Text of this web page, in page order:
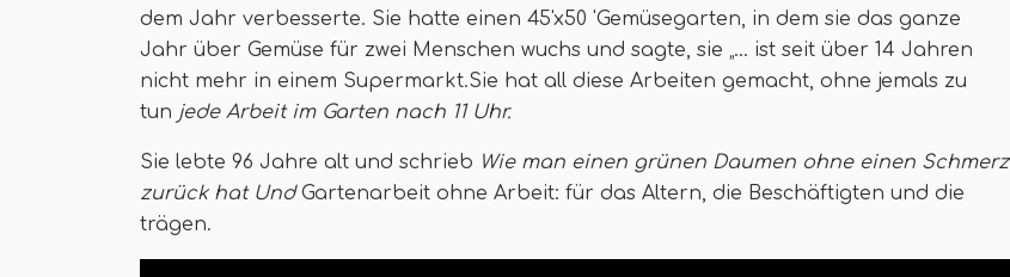
dem Jahr verbesserte. Sie hatte einen 45'x50 'Gemüsegarten, in dem sie das ganze
Jahr über Gemüse für zwei Menschen wuchs und sagte, sie „… ist seit über 14 Jahren
nicht mehr in einem Supermarkt.Sie hat all diese Arbeiten gemacht, ohne jemals zu
tun jede Arbeit im Garten nach 11 Uhr.
Sie lebte 96 Jahre alt und schrieb Wie man einen grünen Daumen ohne einen Schmerz
zurück hatUndGartenarbeit ohne Arbeit: für das Altern, die Beschäftigten und die
trägen.